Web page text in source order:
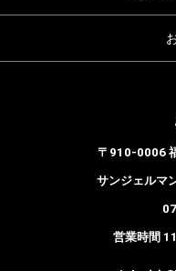
〒910-0006
サンジェルマ
営業時間